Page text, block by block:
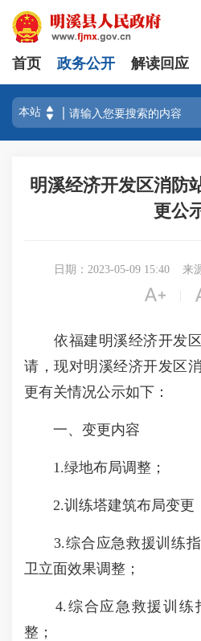
首页 政务公开 解读回应
明溪经济开发区消防
更公
日期：2023-05-09 15:40 来

依福建明溪经济开发区
请，现对明溪经济开发区
更有关情况公示如下：
一、变更内容
1.绿地布局调整；
2.训练塔建筑布局变更
3.综合应急救援训练指
卫立面效果调整；
4.综合应急救援训练
整；